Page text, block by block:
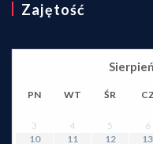
Zajętość
Sierpień
PN WT ŚR
3
4 5 6
10
11 12 13